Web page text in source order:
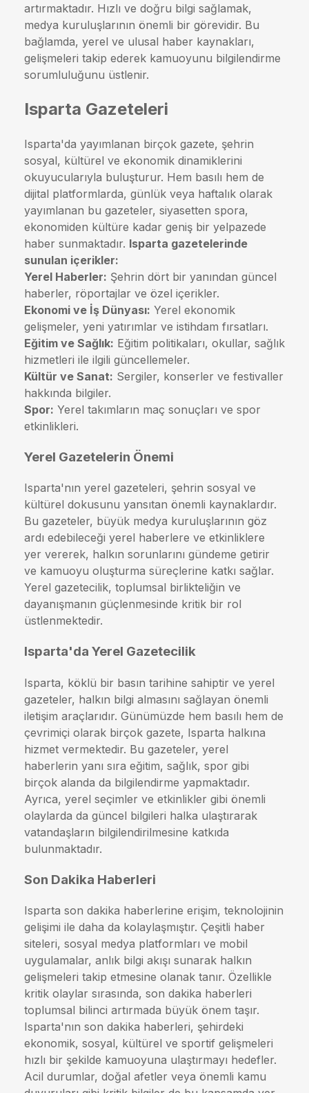
artırmaktadır. Hızlı ve doğru bilgi sağlamak,
medya kuruluşlarının önemli bir görevidir. Bu
bağlamda, yerel ve ulusal haber kaynakları,
gelişmeleri takip ederek kamuoyunu bilgilendirme
sorumluluğunu üstlenir.
Isparta Gazeteleri
Isparta'da yayımlanan birçok gazete, şehrin
sosyal, kültürel ve ekonomik dinamiklerini
okuyucularıyla buluşturur. Hem basılı hem de
dijital platformlarda, günlük veya haftalık olarak
yayımlanan bu gazeteler, siyasetten spora,
ekonomiden kültüre kadar geniş bir yelpazede
haber sunmaktadır. Isparta gazetelerinde
sunulan içerikler:
Yerel Haberler: Şehrin dört bir yanından güncel
haberler, röportajlar ve özel içerikler.
Ekonomi ve İş Dünyası: Yerel ekonomik
gelişmeler, yeni yatırımlar ve istihdam fırsatları.
Eğitim ve Sağlık: Eğitim politikaları, okullar, sağlık
hizmetleri ile ilgili güncellemeler.
Kültür ve Sanat: Sergiler, konserler ve festivaller
hakkında bilgiler.
Spor: Yerel takımların maç sonuçları ve spor
etkinlikleri.
Yerel Gazetelerin Önemi
Isparta'nın yerel gazeteleri, şehrin sosyal ve
kültürel dokusunu yansıtan önemli kaynaklardır.
Bu gazeteler, büyük medya kuruluşlarının göz
ardı edebileceği yerel haberlere ve etkinliklere
yer vererek, halkın sorunlarını gündeme getirir
ve kamuoyu oluşturma süreçlerine katkı sağlar.
Yerel gazetecilik, toplumsal birlikteliğin ve
dayanışmanın güçlenmesinde kritik bir rol
üstlenmektedir.
Isparta'da Yerel Gazetecilik
Isparta, köklü bir basın tarihine sahiptir ve yerel
gazeteler, halkın bilgi almasını sağlayan önemli
iletişim araçlarıdır. Günümüzde hem basılı hem de
çevrimiçi olarak birçok gazete, Isparta halkına
hizmet vermektedir. Bu gazeteler, yerel
haberlerin yanı sıra eğitim, sağlık, spor gibi
birçok alanda da bilgilendirme yapmaktadır.
Ayrıca, yerel seçimler ve etkinlikler gibi önemli
olaylarda da güncel bilgileri halka ulaştırarak
vatandaşların bilgilendirilmesine katkıda
bulunmaktadır.
Son Dakika Haberleri
Isparta son dakika haberlerine erişim, teknolojinin
gelişimi ile daha da kolaylaşmıştır. Çeşitli haber
siteleri, sosyal medya platformları ve mobil
uygulamalar, anlık bilgi akışı sunarak halkın
gelişmeleri takip etmesine olanak tanır. Özellikle
kritik olaylar sırasında, son dakika haberleri
toplumsal bilinci artırmada büyük önem taşır.
Isparta'nın son dakika haberleri, şehirdeki
ekonomik, sosyal, kültürel ve sportif gelişmeleri
hızlı bir şekilde kamuoyuna ulaştırmayı hedefler.
Acil durumlar, doğal afetler veya önemli kamu